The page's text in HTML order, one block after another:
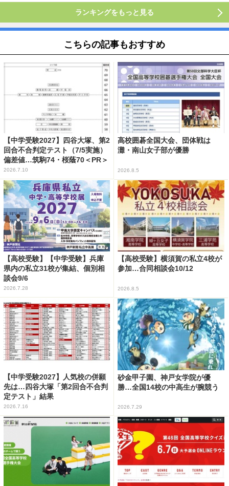
ランキングをもっと見る
こちらの記事もおすすめ
【中学受験2027】四谷大塚、第2
回合不合判定テスト（7/5実施）
偏差値…筑駒74・桜蔭70＜PR＞
2026.7.10
高校囲碁全国大会、団体戦は
灘・南山女子部が優勝
2026.8.5
【高校受験】【中学受験】兵庫
県内の私立31校が集結、個別相
談会9/6
2026.7.28
【高校受験】横須賀の私立4校が
参加…合同相談会10/12
2026.8.5
【中学受験2027】人気校の併願
先は…四谷大塚「第2回合不合判
定テスト」結果
2026.7.16
砂金甲子園、神戸女学院が優
勝…全国14校の中高生が腕競う
2026.7.29